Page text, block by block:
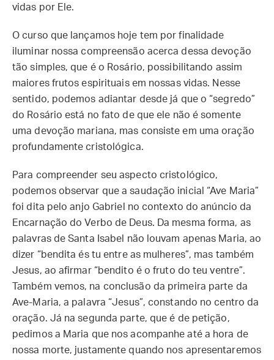
vidas por Ele.
O curso que lançamos hoje tem por finalidade
iluminar nossa compreensão acerca dessa devoção
tão simples, que é o Rosário, possibilitando assim
maiores frutos espirituais em nossas vidas. Nesse
sentido, podemos adiantar desde já que o “segredo”
do Rosário está no fato de que ele não é somente
uma devoção mariana, mas consiste em uma oração
profundamente cristológica.
Para compreender seu aspecto cristológico,
podemos observar que a saudação inicial “Ave Maria”
foi dita pelo anjo Gabriel no contexto do anúncio da
Encarnação do Verbo de Deus. Da mesma forma, as
palavras de Santa Isabel não louvam apenas Maria, ao
dizer “bendita és tu entre as mulheres”, mas também
Jesus, ao afirmar “bendito é o fruto do teu ventre”.
Também vemos, na conclusão da primeira parte da
Ave-Maria, a palavra “Jesus”, constando no centro da
oração. Já na segunda parte, que é de petição,
pedimos a Maria que nos acompanhe até a hora de
nossa morte, justamente quando nos apresentaremos